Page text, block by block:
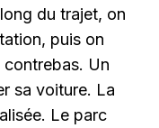
du trajet, on
puis on
contrebas. Un
sa voiture. La
Le parc